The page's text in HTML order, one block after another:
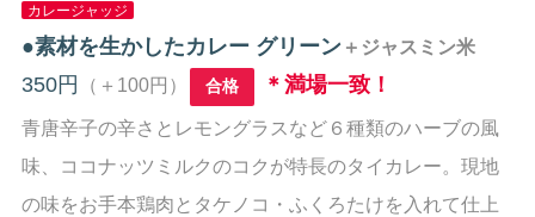
カレージャッジ
●素材を生かしたカレー グリーン ＋ジャスミン米
350円 （＋100円） 合格 ＊満場一致！
青唐辛子の辛さとレモングラスなど６種類のハーブの風
味、ココナッツミルクのコクが特長のタイカレー。現地
の味をお手本鶏肉とタケノコ・ふくろたけを入れて仕上